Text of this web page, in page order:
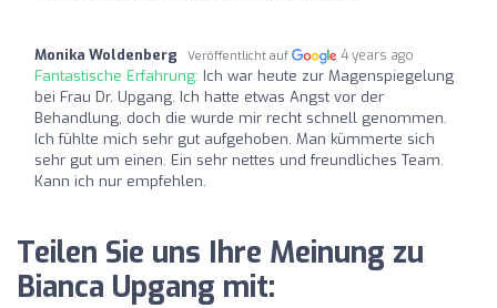
Monika Woldenberg Veröffentlicht auf 4 years ago
Fantastische Erfahrung: Ich war heute zur Magenspiegelung
bei Frau Dr. Upgang. Ich hatte etwas Angst vor der
Behandlung, doch die wurde mir recht schnell genommen.
Ich fühlte mich sehr gut aufgehoben. Man kümmerte sich
sehr gut um einen. Ein sehr nettes und freundliches Team.
Kann ich nur empfehlen.
Teilen Sie uns Ihre Meinung zu
Bianca Upgang mit: